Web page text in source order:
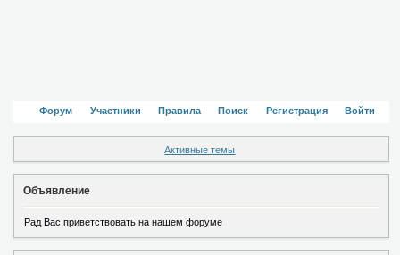
Форум Участники Правила Поиск Регистрация Войти
Активные темы
Объявление
Рад Вас приветствовать на нашем форуме